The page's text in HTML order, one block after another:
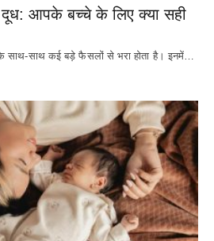
दूध: आपके बच्चे के लिए क्या सही
के साथ-साथ कई बड़े फैसलों से भरा होता है। इनमें…